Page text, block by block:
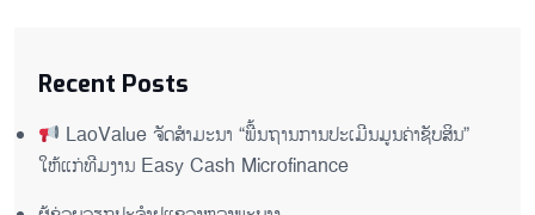
Recent Posts
LaoValue ຈັດສຳມະນາ “ພື້ນຖານການປະເມີນມູນຄ່າຊັບສິນ”
ໃຫ້ແກ່ທີມງານ Easy Cash Microfinance